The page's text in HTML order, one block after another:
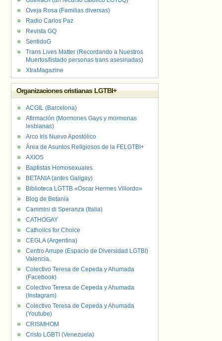
Oveja Rosa (Familias diversas)
Radio Carlos Paz
Revista GQ
SentidoG
Trans Lives Matter (Recordando a Nuestros
Muertos/listado personas trans asesinadas)
XtraMagazine
Organizaciones cristianas LGTBI+
ACGIL (Barcelona)
Afirmación (Mormones Gays y mormonas
lesbianas)
Arco Iris Nuevo Apostólico
Área de Asuntos Religiosos de la FELGTBI+
AXIOS
Baptistas Homosexuales
BETANIA (antes Galigay)
Biblioteca LGTTB «Oscar Hermes Villordo»
Blog de Betania
Cammini di Speranza (Italia)
CATHOGAY
Catholics for Choice
CEGLA (Argentina)
Centro Arrupe (Espacio de Diversidad LGTBI)
Valencia.
Colectivo Teresa de Cepeda y Ahumada
(Facebook)
Colectivo Teresa de Cepeda y Ahumada
(Instagram)
Colectivo Teresa de Cepeda y Ahumada
(Youtube)
CRISMHOM
Cristo LGBTI (Venezuela)